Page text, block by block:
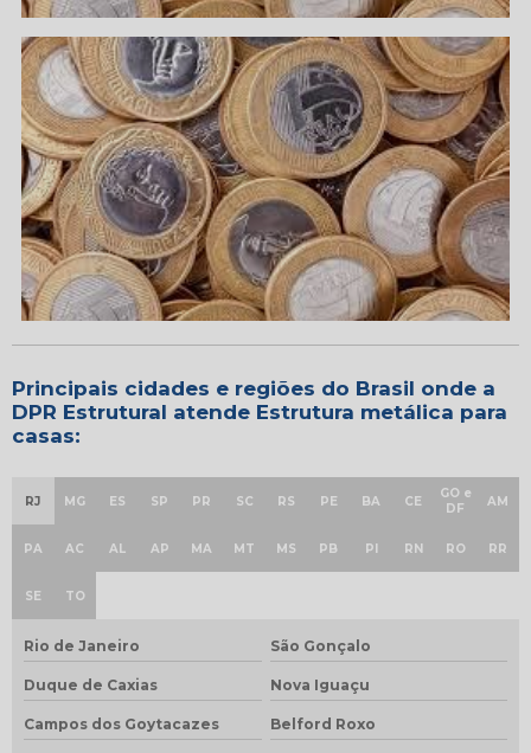
Principais cidades e regiões do Brasil onde a
DPR Estrutural atende Estrutura metálica para
casas:
RJ MG ES SP PR SC RS PE BA CE
GO e
DF
AM
PA AC AL AP MA MT MS PB PI RN RO RR
SE TO
Rio de Janeiro São Gonçalo
Duque de Caxias Nova Iguaçu
Campos dos Goytacazes Belford Roxo